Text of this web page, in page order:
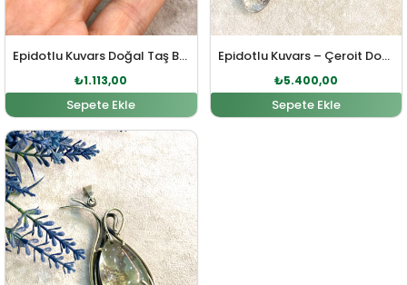
Epidotlu Kuvars Doğal Taş Bileklik
₺1.113,00
Sepete Ekle
Epidotlu Kuvars – Çeroit Doğal Taş Gümüş Kolye
₺5.400,00
Sepete Ekle
Orijinal fiyat: ₺4.959,00.Şu andaki fiyat: ₺4.508,00.